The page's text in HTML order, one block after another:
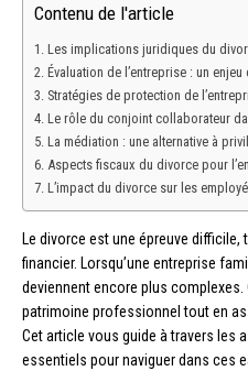
Contenu de l'article
Les implications juridiques du
Évaluation de l’entreprise : un enjeu
Stratégies de protection de
Le rôle du conjoint collaborateur
La médiation : une alternative à
Aspects fiscaux du divorce pour
L’impact du divorce sur les
Le divorce est une épreuve
financier. Lorsqu’une entreprise
deviennent encore plus
patrimoine professionnel tout en
Cet article vous guide à travers les
essentiels pour naviguer dans ces